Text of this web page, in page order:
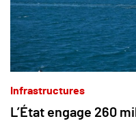
Infrastructures
L’État engage 260